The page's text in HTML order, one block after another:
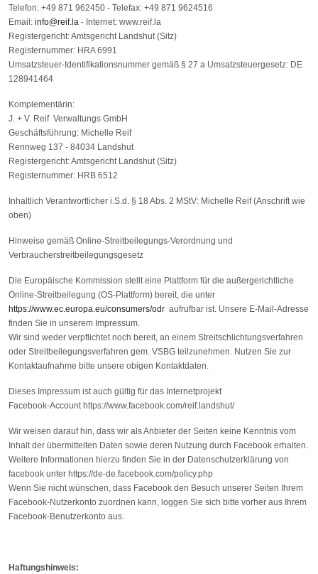
Telefon: +49 871 962450 - Telefax: +49 871 9624516
Email: info@reif.la - Internet: www.reif.la
Registergericht: Amtsgericht Landshut (Sitz)
Registernummer: HRA 6991
Umsatzsteuer-Identifikationsnummer gemäß § 27 a Umsatzsteuergesetz: DE
128941464
Komplementärin:
J. + V. Reif Verwaltungs GmbH
Geschäftsführung: Michelle Reif
Rennweg 137 - 84034 Landshut
Registergericht: Amtsgericht Landshut (Sitz)
Registernummer: HRB 6512
Inhaltlich Verantwortlicher i.S.d. § 18 Abs. 2 MStV: Michelle Reif (Anschrift wie
oben)
Hinweise gemäß Online-Streitbeilegungs-Verordnung und
Verbraucherstreitbeilegungsgesetz
Die Europäische Kommission stellt eine Plattform für die außergerichtliche
Online-Streitbeilegung (OS-Plattform) bereit, die unter
https://www.ec.europa.eu/consumers/odr aufrufbar ist. Unsere E-Mail-Adresse
finden Sie in unserem Impressum.
Wir sind weder verpflichtet noch bereit, an einem Streitschlichtungsverfahren
oder Streitbeilegungsverfahren gem. VSBG teilzunehmen. Nutzen Sie zur
Kontaktaufnahme bitte unsere obigen Kontaktdaten.
Dieses Impressum ist auch gültig für das Internetprojekt
Facebook-Account https://www.facebook.com/reif.landshut/
Wir weisen darauf hin, dass wir als Anbieter der Seiten keine Kenntnis vom
Inhalt der übermittelten Daten sowie deren Nutzung durch Facebook erhalten.
Weitere Informationen hierzu finden Sie in der Datenschutzerklärung von
facebook unter https://de-de.facebook.com/policy.php
Wenn Sie nicht wünschen, dass Facebook den Besuch unserer Seiten Ihrem
Facebook-Nutzerkonto zuordnen kann, loggen Sie sich bitte vorher aus Ihrem
Facebook-Benutzerkonto aus.
Haftungshinweis: